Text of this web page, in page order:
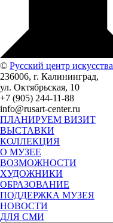
© Русский центр искусства
236006, г. Калининград,
ул. Октябрьская, 10
+7 (905) 244-11-88
info@rusart-center.ru
ПЛАНИРУЕМ ВИЗИТ
ВЫСТАВКИ
КОЛЛЕКЦИЯ
О МУЗЕЕ
ВОЗМОЖНОСТИ
ХУДОЖНИКИ
ОБРАЗОВАНИЕ
ПОДДЕРЖКА МУЗЕЯ
НОВОСТИ
ДЛЯ СМИ